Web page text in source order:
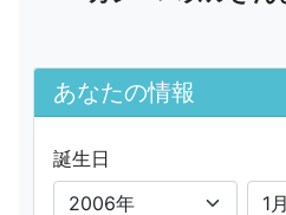
あなたの情報
誕生日